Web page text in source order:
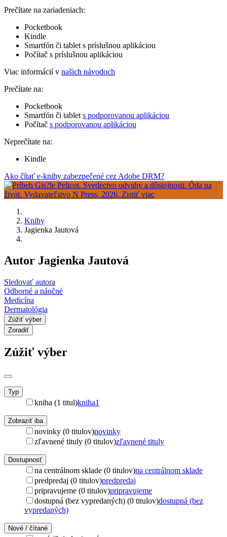
Prečítate na zariadeniach:
Pocketbook
Kindle
Smartfón či tablet s príslušnou aplikáciou
Počítač s príslušnou aplikáciou
Viac informácií v našich návodoch
Prečítate na:
Pocketbook
Smartfón či tablet s podporovanou aplikáciou
Počítač s podporovanou aplikáciou
Neprečítate na:
Kindle
Ako čítať e-knihy zabezpečené cez Adobe DRM?
Knihy
Jagienka Jautová
Autor Jagienka Jautová
Sledovať autora
Odborné a náučné
Medicína
Dermatológia
Zúžiť výber
Zoradiť
Zúžiť výber
Typ
kniha (1 titul)kniha1
Zobraziť iba
novinky (0 titulov)novinky
zľavnené tituly (0 titulov)zľavnené tituly
Dostupnosť
na centrálnom sklade (0 titulov)na centrálnom sklade
predpredaj (0 titulov)predpredaj
pripravujeme (0 titulov)pripravujeme
dostupná (bez vypredaných) (0 titulov)dostupná (bez
vypredaných)
Nové / čítané